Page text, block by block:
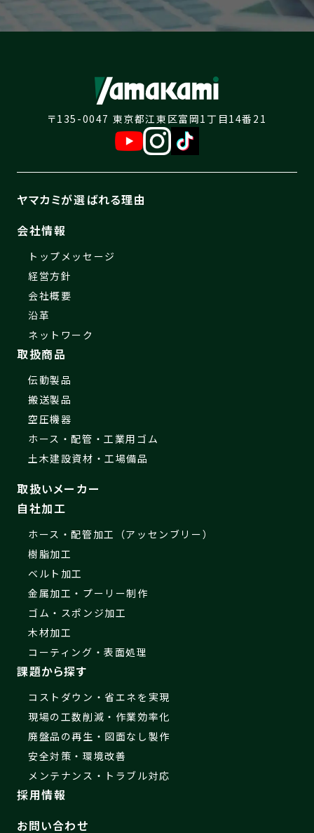
〒135-0047 東京都江東区富岡1丁目14番21
ヤマカミが選ばれる理由
会社情報
トップメッセージ
経営方針
会社概要
沿革
ネットワーク
取扱商品
伝動製品
搬送製品
空圧機器
ホース・配管・工業用ゴム
土木建設資材・工場備品
取扱いメーカー
自社加工
ホース・配管加工（アッセンブリー）
樹脂加工
ベルト加工
金属加工・プーリー制作
ゴム・スポンジ加工
木材加工
コーティング・表面処理
課題から探す
コストダウン・省エネを実現
現場の工数削減・作業効率化
廃盤品の再生・図面なし製作
安全対策・環境改善
メンテナンス・トラブル対応
採用情報
お問い合わせ